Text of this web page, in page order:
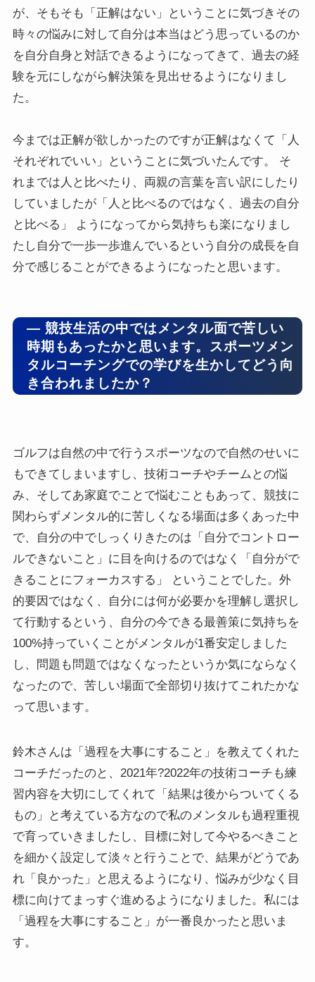
が、そもそも「正解はない」ということに気づきその
時々の悩みに対して自分は本当はどう思っているのか
を自分自身と対話できるようになってきて、過去の経
験を元にしながら解決策を見出せるようになりまし
た。
今までは正解が欲しかったのですが正解はなくて「人
それぞれでいい」ということに気づいたんです。 そ
れまでは人と比べたり、両親の言葉を言い訳にしたり
していましたが「人と比べるのではなく、過去の自分
と比べる」 ようになってから気持ちも楽になりまし
たし自分で一歩一歩進んでいるという自分の成長を自
分で感じることができるようになったと思います。
― 競技生活の中ではメンタル面で苦しい
時期もあったかと思います。スポーツメン
タルコーチングでの学びを生かしてどう向
き合われましたか？
ゴルフは自然の中で行うスポーツなので自然のせいに
もできてしまいますし、技術コーチやチームとの悩
み、そしてあ家庭でことで悩むこともあって、競技に
関わらずメンタル的に苦しくなる場面は多くあった中
で、自分の中でしっくりきたのは「自分でコントロー
ルできないこと」に目を向けるのではなく「自分がで
きることにフォーカスする」 ということでした。外
的要因ではなく、自分には何が必要かを理解し選択し
て行動するという、自分の今できる最善策に気持ちを
100%持っていくことがメンタルが1番安定しました
し、問題も問題ではなくなったというか気にならなく
なったので、苦しい場面で全部切り抜けてこれたかな
って思います。
鈴木さんは「過程を大事にすること」を教えてくれた
コーチだったのと、2021年?2022年の技術コーチも練
習内容を大切にしてくれて「結果は後からついてくる
もの」と考えている方なので私のメンタルも過程重視
で育っていきましたし、目標に対して今やるべきこと
を細かく設定して淡々と行うことで、結果がどうであ
れ「良かった」と思えるようになり、悩みが少なく目
標に向けてまっすぐ進めるようになりました。私には
「過程を大事にすること」が一番良かったと思いま
す。